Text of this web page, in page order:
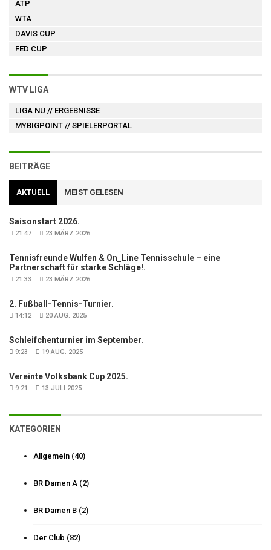
ATP
WTA
DAVIS CUP
FED CUP
WTV LIGA
LIGA NU // ERGEBNISSE
MYBIGPOINT // SPIELERPORTAL
BEITRÄGE
AKTUELL MEIST GELESEN
Saisonstart 2026.
21:47 23 MÄRZ 2026
Tennisfreunde Wulfen & On_Line Tennisschule – eine
Partnerschaft für starke Schläge!.
21:33 23 MÄRZ 2026
2. Fußball-Tennis-Turnier.
14:12 20 AUG. 2025
Schleifchenturnier im September.
9:23 19 AUG. 2025
Vereinte Volksbank Cup 2025.
9:21 13 JULI 2025
KATEGORIEN
Allgemein (40)
BR Damen A (2)
BR Damen B (2)
Der Club (82)